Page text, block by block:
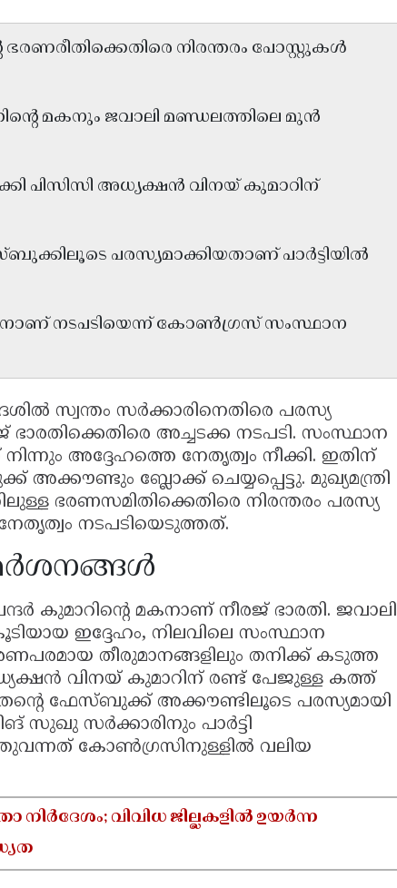
നിരന്തരം പോസ്റ്റുകൾ
മകനും ജവാലി മണ്ഡലത്തിലെ മുൻ
പിസിസി അധ്യക്ഷൻ വിനയ് കുമാറിന്
പരസ്യമാക്കിയതാണ് പാർട്ടിയിൽ
നടപടിയെന്ന് കോൺഗ്രസ് സംസ്ഥാന
സ്വന്തം സർക്കാരിനെതിരെ പരസ്യ
അച്ചടക്ക നടപടി. സംസ്ഥാന
അദ്ദേഹത്തെ നേതൃത്വം നീക്കി. ഇതിന്
ബ്ലോക്ക് ചെയ്യപ്പെട്ടു. മുഖ്യമന്ത്രി
ഭരണസമിതിക്കെതിരെ നിരന്തരം പരസ്യ
നടപടിയെടുത്തത്.
കുമാറിന്റെ മകനാണ് നീരജ് ഭാരതി. ജവാലി
ഇദ്ദേഹം, നിലവിലെ സംസ്ഥാന
തീരുമാനങ്ങളിലും തനിക്ക് കടുത്ത
വിനയ് കുമാറിന് രണ്ട് പേജുള്ള കത്ത്
ഫേസ്ബുക്ക് അക്കൗണ്ടിലൂടെ പരസ്യമായി
സർക്കാരിനും പാർട്ടി
കോൺഗ്രസിനുള്ളിൽ വലിയ
നിർദേശം; വിവിധ ജില്ലകളിൽ ഉയർന്ന